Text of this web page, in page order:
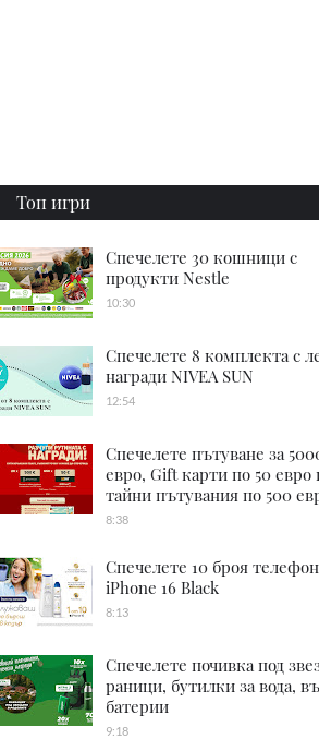
Топ игри
Спечелете 30 кошници с
продукти Nestle
10:30
Спечелете 8 комплекта с
награди NIVEA SUN
12:54
Спечелете пътуване за
евро, Gift карти по 50 евро
тайни пътувания по 500
8:38
Спечелете 10 броя
iPhone 16 Black
8:13
Спечелете почивка под
раници, бутилки за вода,
батерии
9:18